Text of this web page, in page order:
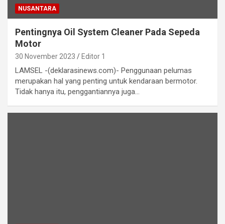
NUSANTARA
Pentingnya Oil System Cleaner Pada Sepeda
Motor
30 November 2023 Editor 1
LAMSEL -(deklarasinews.com)- Penggunaan pelumas
merupakan hal yang penting untuk kendaraan bermotor.
Tidak hanya itu, penggantiannya juga…